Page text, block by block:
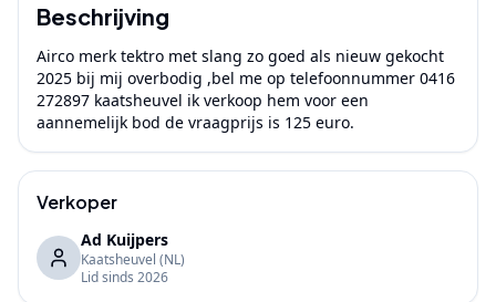
Beschrijving
Airco merk tektro met slang zo goed als nieuw gekocht
2025 bij mij overbodig ,bel me op telefoonnummer 0416
272897 kaatsheuvel ik verkoop hem voor een
aannemelijk bod de vraagprijs is 125 euro.
Verkoper
Ad Kuijpers
Kaatsheuvel (NL)
Lid sinds 2026